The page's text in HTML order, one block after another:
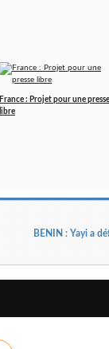
France : Projet pour une presse
libre
BENIN : Yayi a